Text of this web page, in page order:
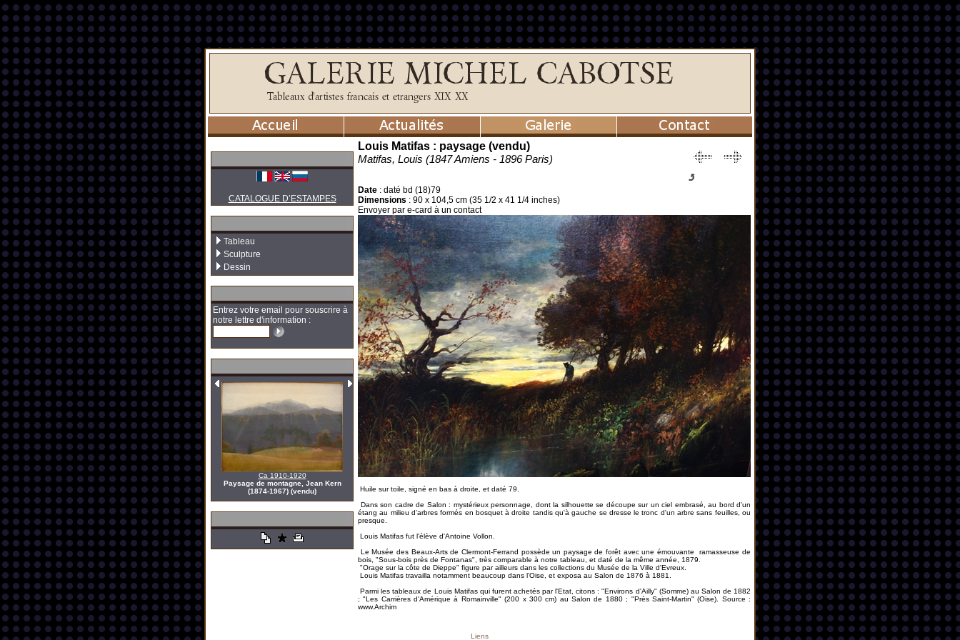
CATALOGUE D’ESTAMPES
Tableau
Sculpture
Dessin
Entrez votre email pour souscrire à
notre lettre d'information :
Ca 1910-1920
Paysage de montagne, Jean Kern
(1874-1967) (vendu)
Louis Matifas : paysage (vendu)
Matifas, Louis (1847 Amiens - 1896 Paris)
Date : daté bd (18)79
Dimensions : 90 x 104,5 cm (35 1/2 x 41 1/4 inches)
Envoyer par e-card à un contact
Huile sur toile, signé en bas à droite, et daté 79.
Dans son cadre de Salon : mystérieux personnage, dont la silhouette se découpe sur un ciel embrasé, au bord d'un
étang au milieu d'arbres formés en bosquet à droite tandis qu'à gauche se dresse le tronc d'un arbre sans feuilles, ou
presque.
Louis Matifas fut l'élève d'Antoine Vollon.
Le Musée des Beaux-Arts de Clermont-Ferrand possède un paysage de forêt avec une émouvante ramasseuse de
bois, "Sous-bois près de Fontanas", très comparable à notre tableau, et daté de la même année, 1879.
"Orage sur la côte de Dieppe" figure par ailleurs dans les collections du Musée de la Ville d'Evreux.
Louis Matifas travailla notamment beaucoup dans l'Oise, et exposa au Salon de 1876 à 1881.
Parmi les tableaux de Louis Matifas qui furent achetés par l'Etat, citons : "Environs d'Ailly" (Somme) au Salon de 1882
; "Les Carrières d'Amérique à Romainville" (200 x 300 cm) au Salon de 1880 ; "Près Saint-Martin" (Oise). Source :
www.Archim
Liens